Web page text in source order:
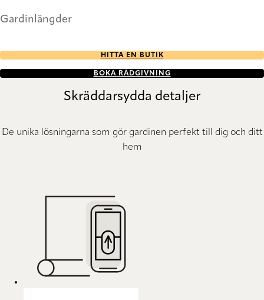
Gardinlängder
HITTA EN BUTIK
BOKA RÅDGIVNING
Skräddarsydda detaljer
De unika lösningarna som gör gardinen perfekt till dig och ditt
hem